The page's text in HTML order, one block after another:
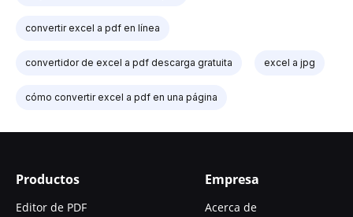
convertir excel a pdf en línea
convertidor de excel a pdf descarga gratuita excel a jpg
cómo convertir excel a pdf en una página
Productos
Editor de PDF
Empresa
Acerca de